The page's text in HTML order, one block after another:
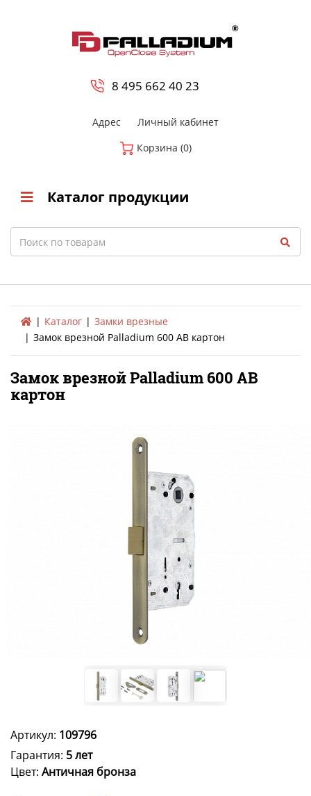
8 495 662 40 23
Адрес
Личный кабинет
Корзина (0)
Каталог продукции
Search
Каталог
Замки врезные
Замок врезной Palladium 600 AB картон
Замок врезной Palladium 600 AB
картон
Артикул: 109796
Гарантия: 5 лет
Цвет: Античная бронза